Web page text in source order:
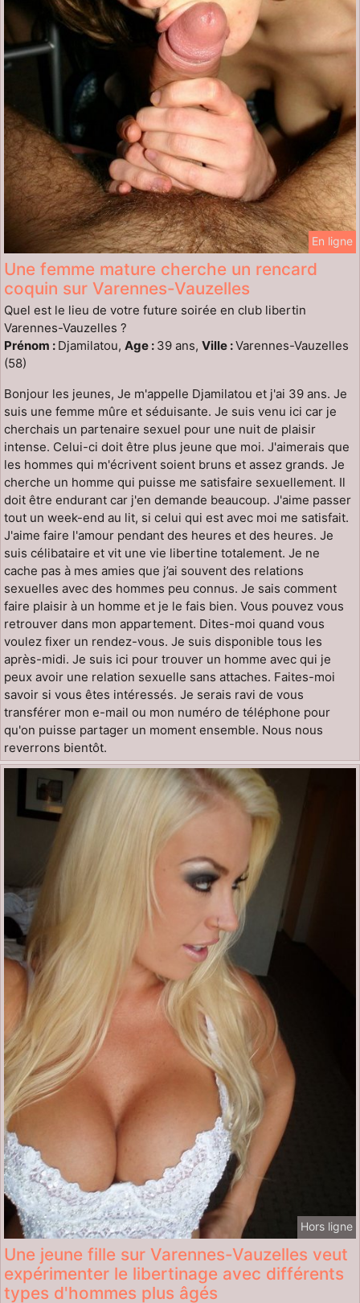
En ligne
Une femme mature cherche un rencard
coquin sur Varennes-Vauzelles
Quel est le lieu de votre future soirée en club libertin
Varennes-Vauzelles ?
Prénom : Djamilatou, Age : 39 ans, Ville :Varennes-Vauzelles
(58)
Bonjour les jeunes, Je m'appelle Djamilatou et j'ai 39 ans. Je
suis une femme mûre et séduisante. Je suis venu ici car je
cherchais un partenaire sexuel pour une nuit de plaisir
intense. Celui-ci doit être plus jeune que moi. J'aimerais que
les hommes qui m'écrivent soient bruns et assez grands. Je
cherche un homme qui puisse me satisfaire sexuellement. Il
doit être endurant car j'en demande beaucoup. J'aime passer
tout un week-end au lit, si celui qui est avec moi me satisfait.
J'aime faire l'amour pendant des heures et des heures. Je
suis célibataire et vit une vie libertine totalement. Je ne
cache pas à mes amies que j’ai souvent des relations
sexuelles avec des hommes peu connus. Je sais comment
faire plaisir à un homme et je le fais bien. Vous pouvez vous
retrouver dans mon appartement. Dites-moi quand vous
voulez fixer un rendez-vous. Je suis disponible tous les
après-midi. Je suis ici pour trouver un homme avec qui je
peux avoir une relation sexuelle sans attaches. Faites-moi
savoir si vous êtes intéressés. Je serais ravi de vous
transférer mon e-mail ou mon numéro de téléphone pour
qu'on puisse partager un moment ensemble. Nous nous
reverrons bientôt.
Hors ligne
Une jeune fille sur Varennes-Vauzelles veut
expérimenter le libertinage avec différents
types d'hommes plus âgés